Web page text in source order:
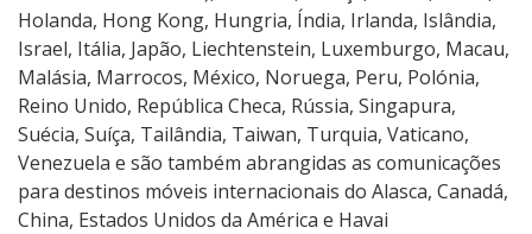
Holanda, Hong Kong, Hungria, Índia, Irlanda, Islândia,
Israel, Itália, Japão, Liechtenstein, Luxemburgo, Macau,
Malásia, Marrocos, México, Noruega, Peru, Polónia,
Reino Unido, República Checa, Rússia, Singapura,
Suécia, Suíça, Tailândia, Taiwan, Turquia, Vaticano,
Venezuela e são também abrangidas as comunicações
para destinos móveis internacionais do Alasca, Canadá,
China, Estados Unidos da América e Havai